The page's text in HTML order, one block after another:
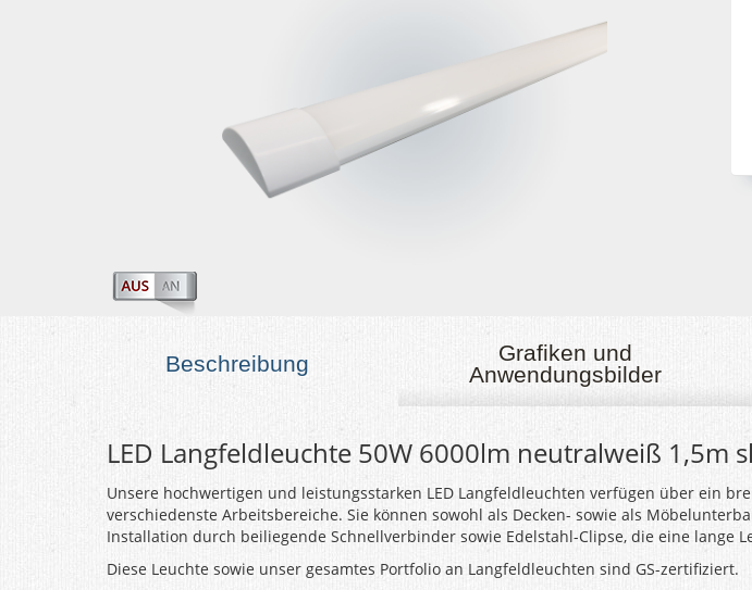
Beschreibung
Grafiken und
Anwendungsbilder
LED Langfeldleuchte 50W 6000lm neutralweiß 1,5m
Unsere hochwertigen und leistungsstarken LED Langfeldleuchten verfügen über ein
verschiedenste Arbeitsbereiche. Sie können sowohl als Decken- sowie als
Installation durch beiliegende Schnellverbinder sowie Edelstahl-Clipse, die eine lange
Diese Leuchte sowie unser gesamtes Portfolio an Langfeldleuchten sind GS-zertifiziert.